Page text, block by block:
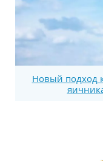
Новый подход